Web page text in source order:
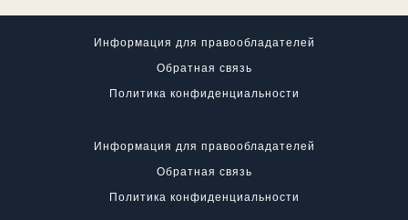
Информация для правообладателей
Обратная связь
Политика конфиденциальности
Информация для правообладателей
Обратная связь
Политика конфиденциальности